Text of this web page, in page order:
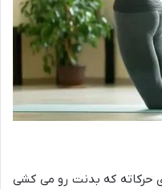
حرکاته که بدنت رو می کشی